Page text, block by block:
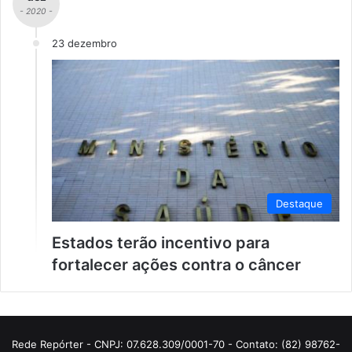
- 2020 -
23 dezembro
Destaque
Estados terão incentivo para
fortalecer ações contra o câncer
Rede Repórter - CNPJ: 07.628.309/0001-70 - Contato: (82) 98762-